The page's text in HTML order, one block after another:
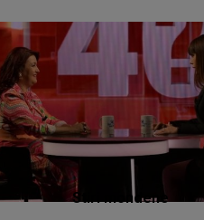
Stiri mondene